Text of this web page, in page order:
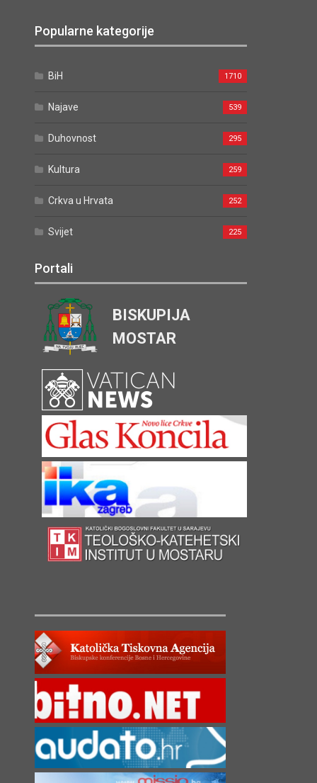
Popularne kategorije
BiH 1710
Najave 539
Duhovnost 295
Kultura 259
Crkva u Hrvata 252
Svijet 225
Portali
BISKUPIJA
MOSTAR